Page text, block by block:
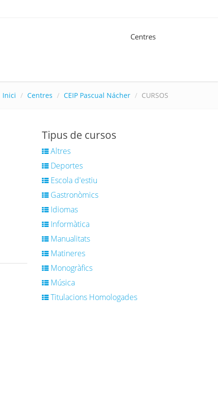
Centres
Inici Centres CEIP Pascual Nácher CURSOS
Tipus de cursos
Altres
Deportes
Escola d'estiu
Gastronòmics
Idiomas
Informàtica
Manualitats
Matineres
Monogràfics
Música
Titulacions Homologades